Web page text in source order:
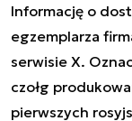
Informację o
egzemplarza
serwisie X.
czołg
pierwszych